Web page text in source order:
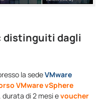
distinguiti dagli
la sedeVMware
VMware vSphere
di 2 mesi evoucher